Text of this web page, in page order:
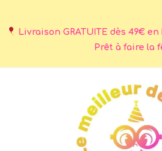
Livraison GRATUITE dès 49€
Prêt à faire la